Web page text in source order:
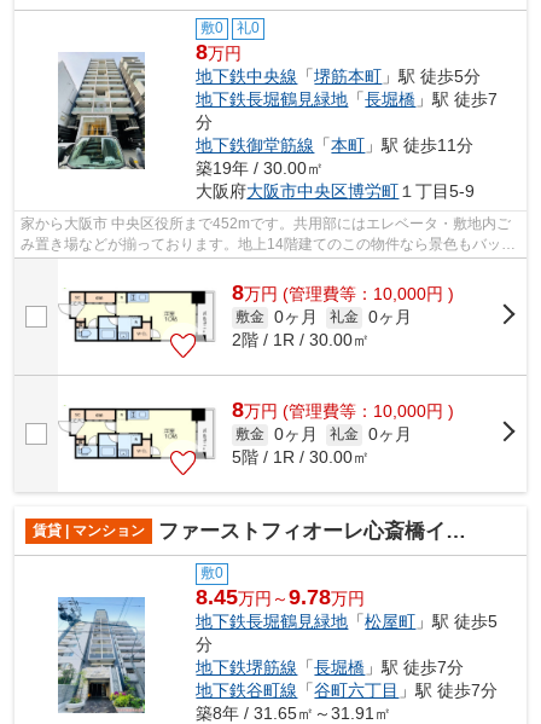
敷0 礼0
8万円
地下鉄中央線 「堺筋本町 」駅 徒歩5分
地下鉄長堀鶴見緑地 「長堀橋 」駅 徒歩7
分
地下鉄御堂筋線 「本町 」駅 徒歩11分
築19年 / 30.00㎡
大阪府大阪市中央区博労町 １丁目5-9
家から大阪市 中央区役所まで452mです。共用部にはエレベータ・敷地内ご
み置き場などが揃っております。地上14階建てのこの物件なら景色もバッチ
8万円 (管理費等：10,000円 )
敷金 0ヶ月 礼金 0ヶ月
2階 / 1R / 30.00㎡
8万円 (管理費等：10,000円 )
敷金 0ヶ月 礼金 0ヶ月
5階 / 1R / 30.00㎡
賃貸 | マンション ファーストフィオーレ心斎橋イーストⅡ
敷0
8.45万円～9.78万円
地下鉄長堀鶴見緑地 「松屋町 」駅 徒歩5
分
地下鉄堺筋線 「長堀橋 」駅 徒歩7分
地下鉄谷町線 「谷町六丁目 」駅 徒歩7分
築8年 / 31.65㎡～31.91㎡